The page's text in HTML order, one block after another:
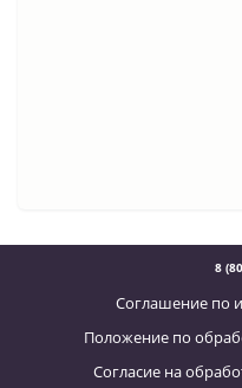
8
Соглашение по
Положение по
Согласие на